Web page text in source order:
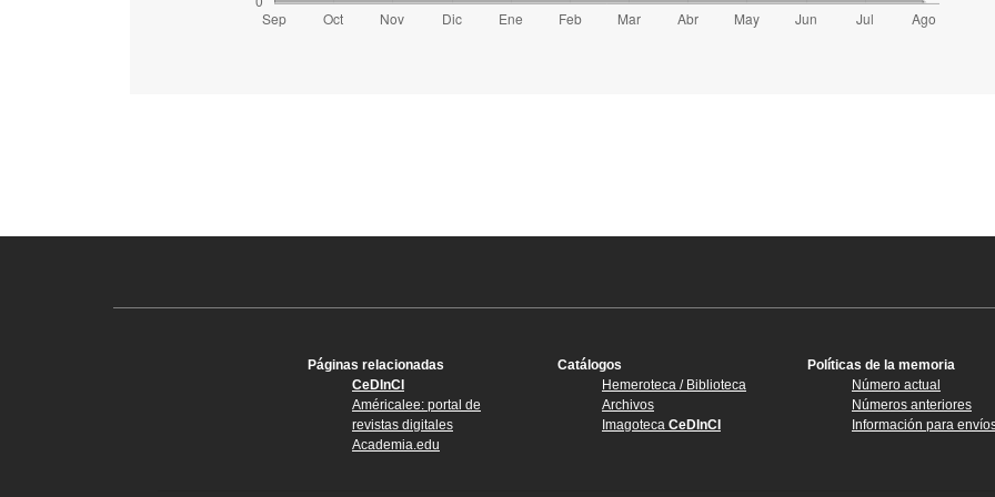
Páginas relacionadas
CeDInCI
Américalee: portal de
revistas digitales
Academia.edu
Catálogos
Hemeroteca / Biblioteca
Archivos
Imagoteca CeDInCI
Políticas de la memoria
Número actual
Números anteriores
Información para